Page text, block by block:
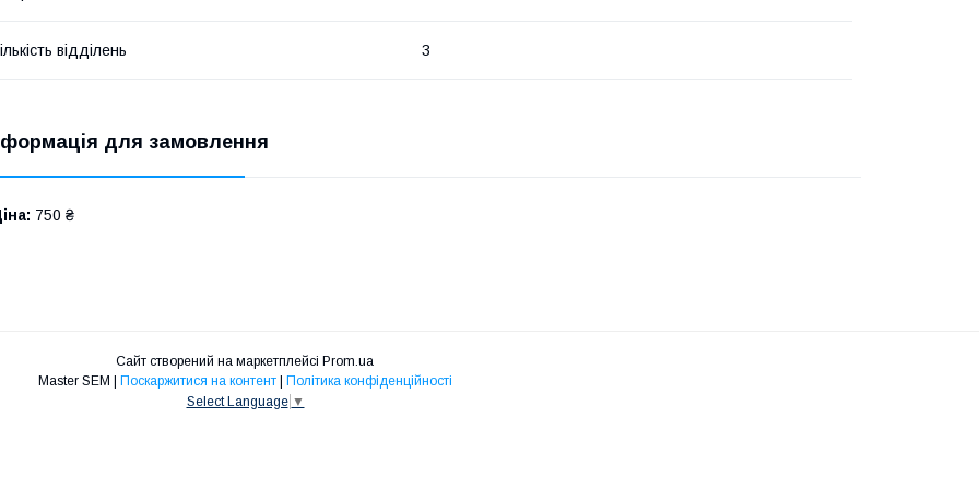
відділень 3
для замовлення
750 ₴
Сайт створений на маркетплейсі Prom.ua
Master SEM | Поскаржитися на контент | Політика конфіденційності
Select Language ▼